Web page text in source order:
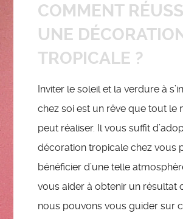
COMMENT
UNE
TROPICALE ?
Inviter le soleil et la verdure à
chez soi est un rêve que tout le
peut réaliser. Il vous suffit
décoration tropicale chez vous
bénéficier d’une telle
vous aider à obtenir un résultat
nous pouvons vous guider sur